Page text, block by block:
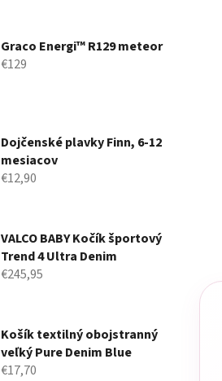
Graco Energi™ R129 meteor
€129
Dojčenské plavky Finn, 6-12
mesiacov
€12,90
VALCO BABY Kočík športový
Trend 4 Ultra Denim
€245,95
Košík textilný obojstranný
veľký Pure Denim Blue
€17,70